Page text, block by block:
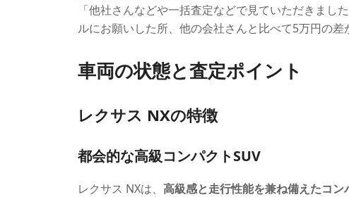
「他社さんなどや一括査定などで見ていただきまし
ルにお願いした所、他の会社さんと比べて5万円の差
車両の状態と査定ポイント
レクサス NXの特徴
都会的な高級コンパクトSUV
レクサス NXは、 高級感と走行性能を兼ね備えたコン